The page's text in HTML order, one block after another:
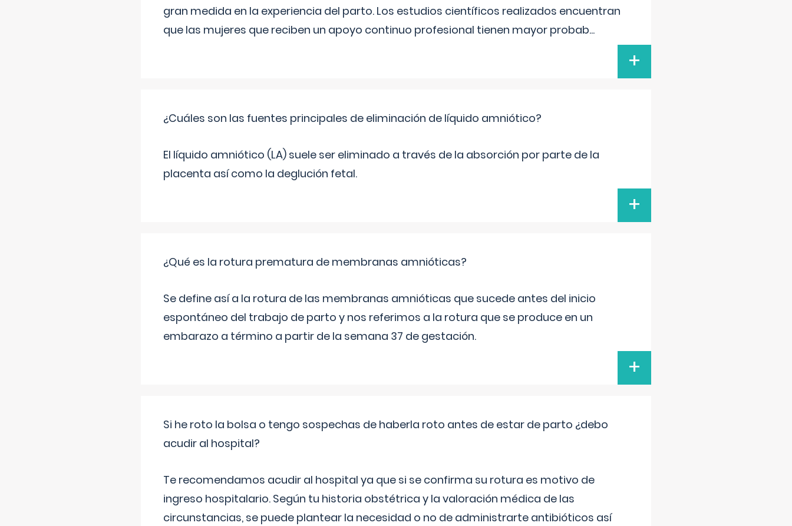
gran medida en la experiencia del parto. Los estudios científicos realizados encuentran
que las mujeres que reciben un apoyo continuo profesional tienen mayor probab...
+
¿Cuáles son las fuentes principales de eliminación de líquido amniótico?
El líquido amniótico (LA) suele ser eliminado a través de la absorción por parte de la
placenta así como la deglución fetal.
+
¿Qué es la rotura prematura de membranas amnióticas?
Se define así a la rotura de las membranas amnióticas que sucede antes del inicio
espontáneo del trabajo de parto y nos referimos a la rotura que se produce en un
embarazo a término a partir de la semana 37 de gestación.
+
Si he roto la bolsa o tengo sospechas de haberla roto antes de estar de parto ¿debo
acudir al hospital?
Te recomendamos acudir al hospital ya que si se confirma su rotura es motivo de
ingreso hospitalario. Según tu historia obstétrica y la valoración médica de las
circunstancias, se puede plantear la necesidad o no de administrarte antibióticos así